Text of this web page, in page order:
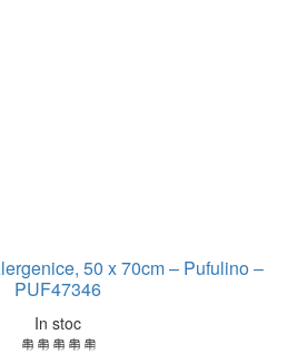
50 x 70cm – Pufulino –
PUF47346
In stoc